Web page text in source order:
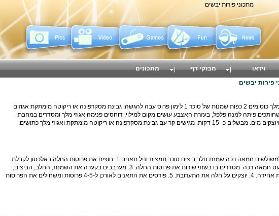
מתכוני פירות יבשים
תאנים אפויות 8 תאנים מיובשות 50 ג` אגוזי מלך כוס מים 2 כפות שמנות של סוכר 1 לימון פרוס עבה להגשה: גבינת מסקרפונה או ריקוטה מומתקת אגוזים
פיתה למנה פלפל, בעזרת האצבע עושים מקום למילוי, דוחסים פנימה אגוזי מלך ומסדרים במחבת.
מסקרפונה או ריקוטה מומתקת ואגוזי מלך כתושים.
מאפה של חלה ותאנים חלה פרוסה חתוכה למשולשים חמאה רכה שמנת חלב ביצים סוכר תמצית וניל תאנים 1. חוצים את פרוסות החלה באלכסון לקבלת
משולשים 2. מורחים כלי מלבני חסין-חום במעט חמאה רכה. מסדרים בו בשתי שורות את פרוסות החלה. 3. מערבבים בקערה את השמנת, החלב, הביצים,
הסוכר ותמצית הווניל. טורפים לקבלת תערובת אחידה. 4. יוצקים על חלה את התערובת. 5. פורסים את התאנים לאורכן ל-4-5 פרוסות ומשחילים את הפרוסות
וידאו מבזקי דף מתכונים
פירות יבשים